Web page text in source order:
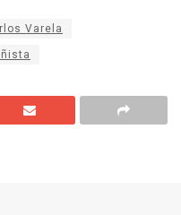
Varela